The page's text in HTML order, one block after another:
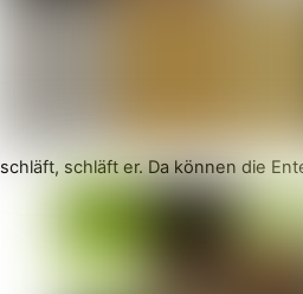
schläft, schläft er. Da können die